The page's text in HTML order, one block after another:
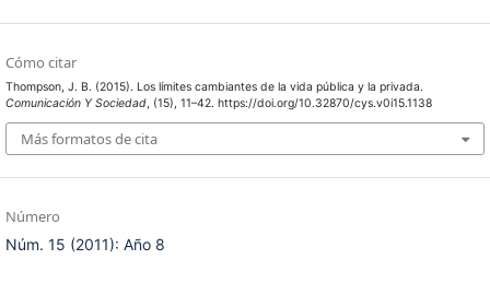
Cómo citar
Thompson, J. B. (2015). Los límites cambiantes de la vida pública y la privada.
Comunicación Y Sociedad, (15), 11–42. https://doi.org/10.32870/cys.v0i15.1138
Más formatos de cita
Número
Núm. 15 (2011): Año 8